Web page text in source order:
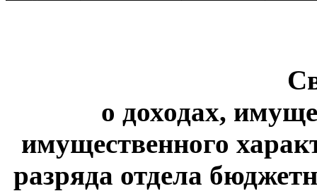
о доходах,
имущественного
разряда отдела